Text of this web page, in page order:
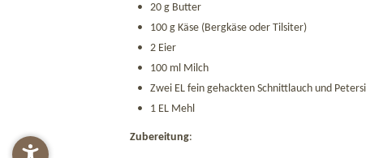
20 g Butter
100 g Käse (Bergkäse oder Tilsiter)
2 Eier
100 ml Milch
Zwei EL fein gehackten Schnittlauch und
1 EL Mehl
Zubereitung: